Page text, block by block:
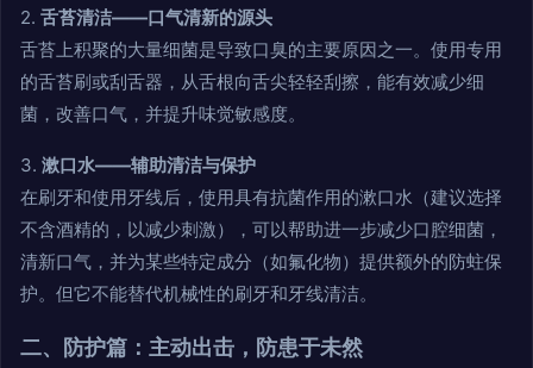
2. 舌苔清洁——口气清新的源头
舌苔上积聚的大量细菌是导致口臭的主要原因之一。使用专用
的舌苔刷或刮舌器，从舌根向舌尖轻轻刮擦，能有效减少细
菌，改善口气，并提升味觉敏感度。
3. 漱口水——辅助清洁与保护
在刷牙和使用牙线后，使用具有抗菌作用的漱口水（建议选择
不含酒精的，以减少刺激），可以帮助进一步减少口腔细菌，
清新口气，并为某些特定成分（如氟化物）提供额外的防蛀保
护。但它不能替代机械性的刷牙和牙线清洁。
二、防护篇：主动出击，防患于未然